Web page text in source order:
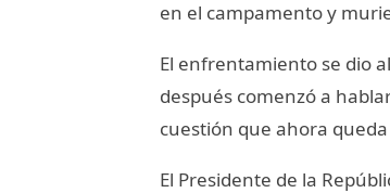
en el campamento y
El enfrentamiento se dio
después comenzó a
cuestión que ahora
El Presidente de la